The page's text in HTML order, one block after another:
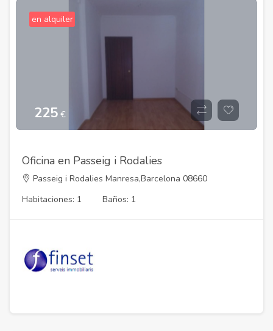
en alquiler
225 €
Oficina en Passeig i Rodalies
Passeig i Rodalies Manresa,Barcelona 08660
Habitaciones: 1
Baños: 1